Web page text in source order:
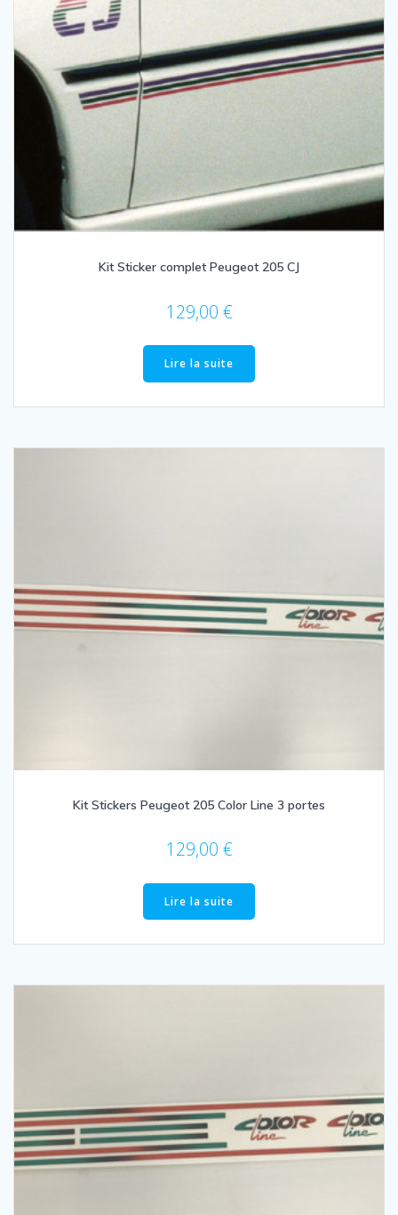
Kit Sticker complet Peugeot 205 CJ
129,00 €
Lire la suite
Kit Stickers Peugeot 205 Color Line 3 portes
129,00 €
Lire la suite